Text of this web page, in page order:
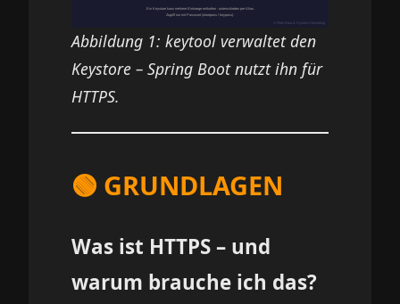
Abbildung 1: keytool verwaltet den
Keystore – Spring Boot nutzt ihn für
HTTPS.
🟢 GRUNDLAGEN
Was ist HTTPS – und
warum brauche ich das?